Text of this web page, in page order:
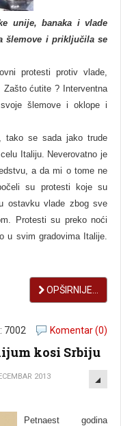
unije, banaka i vlade
šlemove i priključila se
protesti protiv vlade,
ćutite ? Interventna
šlemove i oklope i
tako se sada jako trude
Italiju. Neverovatno je
a da mi o tome ne
su protesti koje su
ostavku vlade zbog sve
Protesti su preko noći
u svim gradovima Italije.
OPŠIRNIJE...
Komentar (0)
7002
kosi Srbiju
2013
Petnaest godina